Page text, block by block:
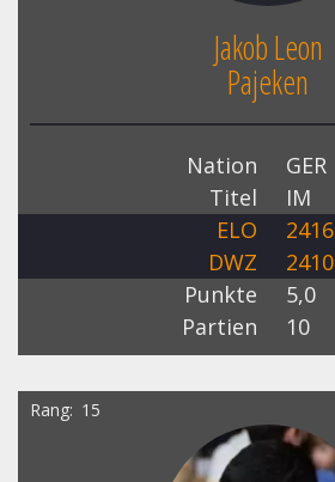
Jakob Leon
Pajeken
Nation
GER
Titel
IM
ELO
2416
DWZ
2410
Punkte
5,0
Partien
10
Rang 15